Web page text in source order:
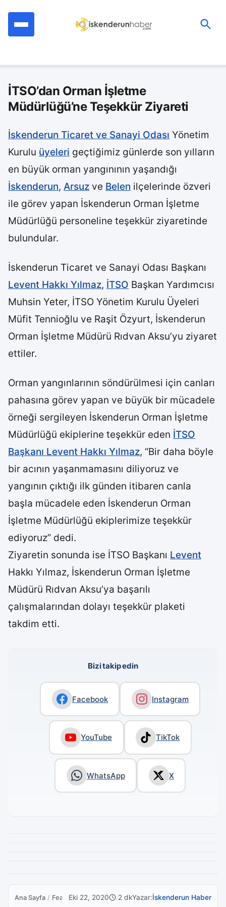
İTSO’dan Orman İşletme
Müdürlüğü’ne Teşekkür Ziyareti
İskenderun Ticaret ve Sanayi Odası Yönetim
Kurulu üyeleri geçtiğimiz günlerde son yılların
en büyük orman yangınının yaşandığı
İskenderun, Arsuz ve Belen ilçelerinde özveri
ile görev yapan İskenderun Orman İşletme
Müdürlüğü personeline teşekkür ziyaretinde
bulundular.
İskenderun Ticaret ve Sanayi Odası Başkanı
Levent Hakkı Yılmaz, İTSO Başkan Yardımcısı
Muhsin Yeter, İTSO Yönetim Kurulu Üyeleri
Müfit Tennioğlu ve Raşit Özyurt, İskenderun
Orman İşletme Müdürü Rıdvan Aksu’yu ziyaret
ettiler.
Orman yangınlarının söndürülmesi için canları
pahasına görev yapan ve büyük bir mücadele
örneği sergileyen İskenderun Orman İşletme
Müdürlüğü ekiplerine teşekkür eden İTSO
Başkanı Levent Hakkı Yılmaz, “Bir daha böyle
bir acının yaşanmamasını diliyoruz ve
yangının çıktığı ilk günden itibaren canla
başla mücadele eden İskenderun Orman
İşletme Müdürlüğü ekiplerimize teşekkür
ediyoruz” dedi.
Ziyaretin sonunda ise İTSO Başkanı Levent
Hakkı Yılmaz, İskenderun Orman İşletme
Müdürü Rıdvan Aksu’ya başarılı
çalışmalarından dolayı teşekkür plaketi
takdim etti.
Bizi takip edin
Facebook Instagram
YouTube TikTok
WhatsApp X
Ana Sayfa / FeaturedEki 22, 2020 2 dkYazar:İskenderun Haber